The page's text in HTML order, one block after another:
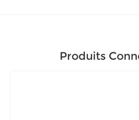
Produits